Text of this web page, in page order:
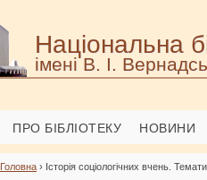
Національна
імені В. І.
ПРО БІБЛІОТЕКУ НОВИНИ
Головна › Історія соціологічних вчень.